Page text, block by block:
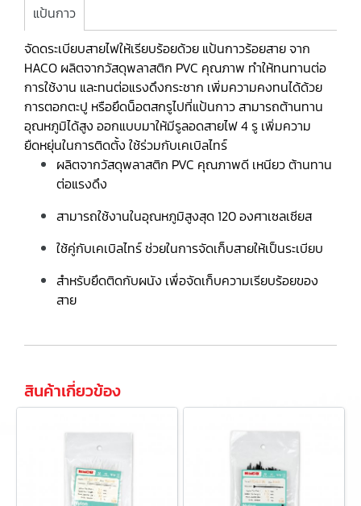
แป้นกาว
จัดดระเบียบสายไฟให้เรียบร้อยด้วย แป้นกาวร้อยสาย จาก
HACO ผลิตจากวัสดุพลาสติก PVC คุณภาพ ทำให้ทนทานต่อ
การใช้งาน และทนต่อแรงดึงกระชาก เพิ่มความคงทนได้ด้วย
การตอกตะปู หรือยึดน็อตสกรูไปที่แป้นกาว สามารถต้านทาน
อุณหภูมิได้สูง ออกแบบมาให้มีรูลอดสายไฟ 4 รู เพิ่มความ
ยืดหยุ่นในการติดตั้ง ใช้ร่วมกับเคเบิลไทร์
ผลิตจากวัสดุพลาสติก PVC คุณภาพดี เหนียว ต้านทาน
ต่อแรงดึง
สามารถใช้งานในอุณหภูมิสูงสุด 120 องศาเซลเซียส
ใช้คู่กับเคเบิลไทร์ ช่วยในการจัดเก็บสายให้เป็นระเบียบ
สำหรับยึดติดกับผนัง เพื่อจัดเก็บความเรียบร้อยของ
สาย
สินค้าเกี่ยวข้อง